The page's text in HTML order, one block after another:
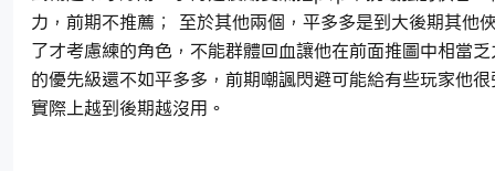
力，前期不推薦； 至於其他兩個，平多多是到大後期其他
了才考慮練的角色，不能群體回血讓他在前面推圖中相當
的優先級還不如平多多，前期嘲諷閃避可能給有些玩家他
實際上越到後期越沒用。